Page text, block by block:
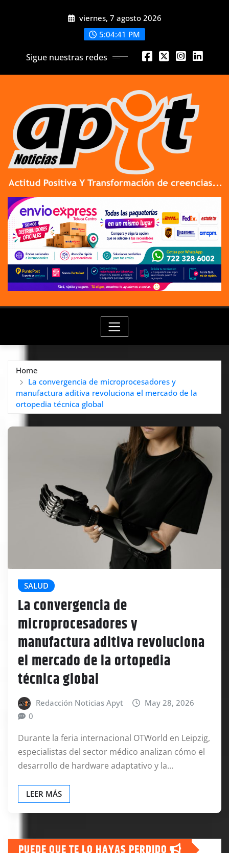
viernes, 7 agosto 2026
5:04:42 PM
Sigue nuestras redes
Home
La convergencia de microprocesadores y
manufactura aditiva revoluciona el mercado de la
ortopedia técnica global
SALUD
La convergencia de
microprocesadores y
manufactura aditiva revoluciona
el mercado de la ortopedia
técnica global
Redacción Noticias Apyt
May 28, 2026
0
Durante la feria internacional OTWorld en Leipzig,
especialistas del sector médico analizan cómo el
desarrollo de hardware adaptativo y la…
LEER MÁS